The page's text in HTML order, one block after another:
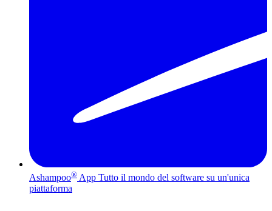
Ashampoo® App Tutto il mondo del software su un'unica
piattaforma